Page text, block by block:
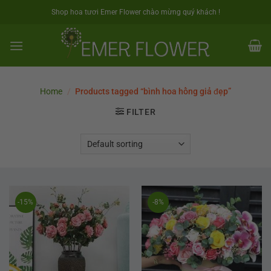
Shop hoa tươi Emer Flower chào mừng quý khách !
Home / Products tagged “bình hoa hồng giả đẹp”
FILTER
-15% -8%